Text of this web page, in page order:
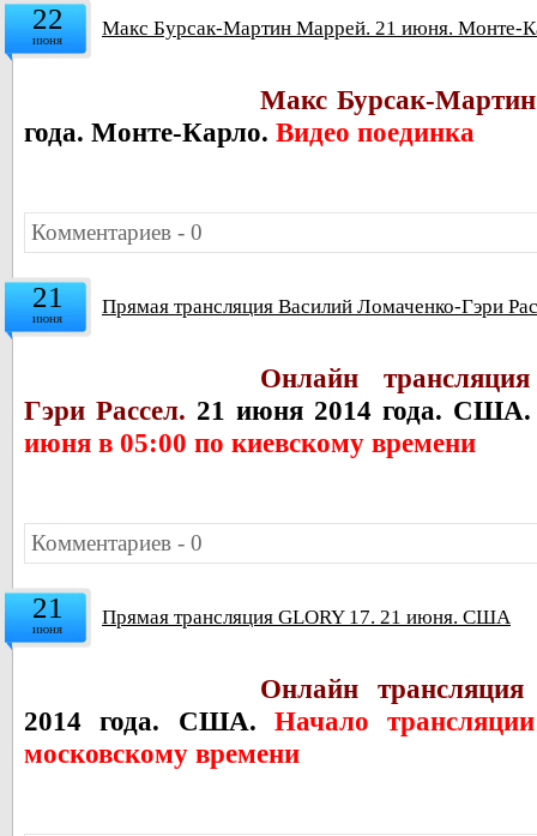
22
июня Макс Бурсак-Мартин Маррей. 21 июня. Монте-
Макс Бурсак-
года. Монте-Карло. Видео поединка
Комментариев - 0
21
июня Прямая трансляция Василий Ломаченко-Гэри
Онлайн трансляц
Гэри Рассел. 21 июня 2014 года.
июня в 05:00 по киевскому времени
Комментариев - 0
21
июня Прямая трансляция GLORY 17. 21 июня. США
Онлайн
2014 года. США. Начало
московскому времени